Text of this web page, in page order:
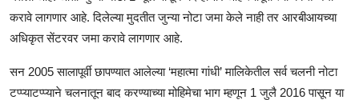
करावे लागणार आहे. दिलेल्या मुदतीत जुन्या नोटा जमा केले नाही तर आरबीआयच्या
अधिकृत सेंटरवर जमा करावे लागणार आहे.
सन 2005 सालापूर्वी छापण्यात आलेल्या ‘महात्मा गांधी’ मालिकेतील सर्व चलनी नोटा
टप्प्याटप्प्याने चलनातून बाद करण्याच्या मोहिमेचा भाग म्हणून 1 जुलै 2016 पासून या